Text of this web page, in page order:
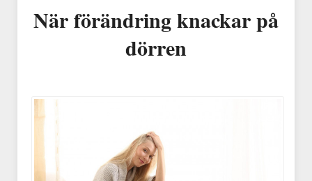
När förändring knackar på
dörren